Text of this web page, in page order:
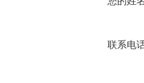
联系电